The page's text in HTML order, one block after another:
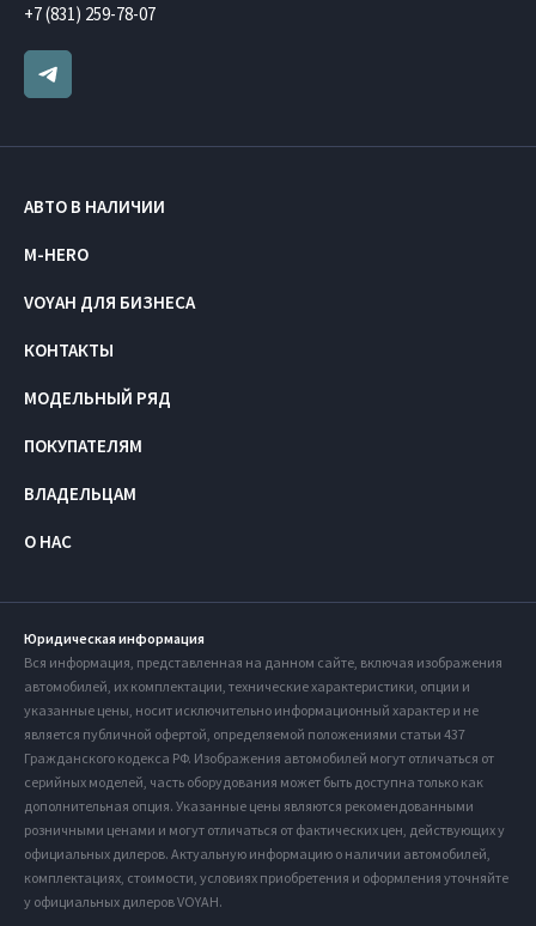
+7 (831) 259-78-07
АВТО В НАЛИЧИИ
M-HERO
VOYAH ДЛЯ БИЗНЕСА
КОНТАКТЫ
МОДЕЛЬНЫЙ РЯД
ПОКУПАТЕЛЯМ
ВЛАДЕЛЬЦАМ
О НАС
Юридическая информация
Вся информация, представленная на данном сайте, включая изображения
автомобилей, их комплектации, технические характеристики, опции и
указанные цены, носит исключительно информационный характер и не
является публичной офертой, определяемой положениями статьи 437
Гражданского кодекса РФ. Изображения автомобилей могут отличаться от
серийных моделей, часть оборудования может быть доступна только как
дополнительная опция. Указанные цены являются рекомендованными
розничными ценами и могут отличаться от фактических цен, действующих у
официальных дилеров. Актуальную информацию о наличии автомобилей,
комплектациях, стоимости, условиях приобретения и оформления уточняйте
у официальных дилеров VOYAH.